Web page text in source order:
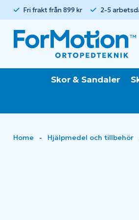
Fri frakt från 899 kr 2-5
Skor & Sandaler
Home - Hjälpmedel och tillbehör